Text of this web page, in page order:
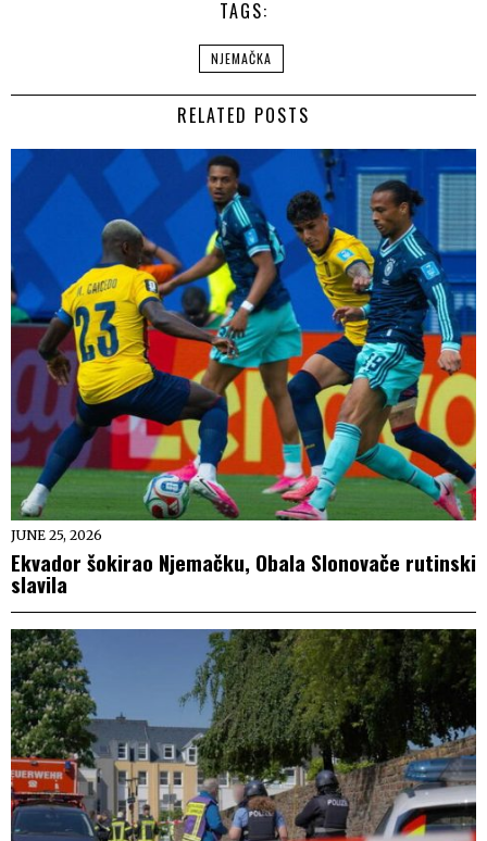
TAGS:
NJEMAČKA
RELATED POSTS
JUNE 25, 2026
Ekvador šokirao Njemačku, Obala Slonovače rutinski
slavila